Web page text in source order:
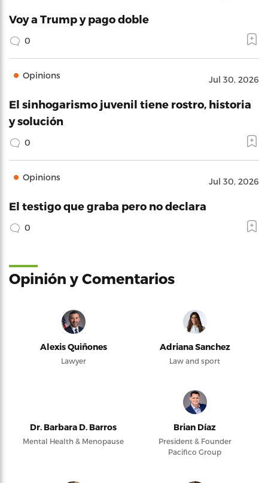
Voy a Trump y pago doble
0
Opinions Jul 30, 2026
El sinhogarismo juvenil tiene rostro, historia
y solución
0
Opinions Jul 30, 2026
El testigo que graba pero no declara
0
Opinión y Comentarios
Alexis Quiñones
Lawyer
Adriana Sanchez
Law and sport
Dr. Barbara D. Barros
Mental Health & Menopause
Brian Díaz
President & Founder
Pacifico Group